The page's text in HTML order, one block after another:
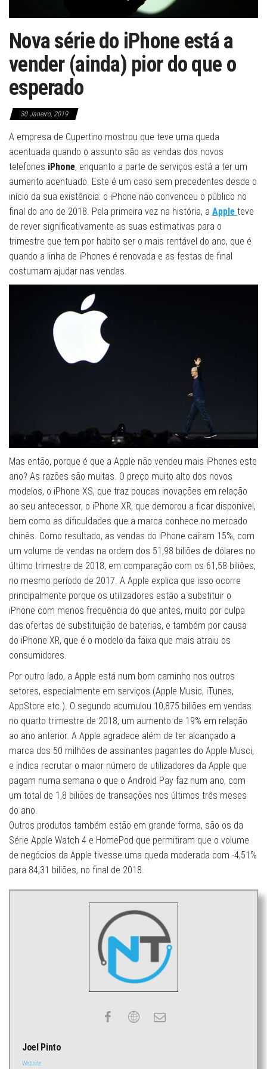
Nova série do iPhone está a
vender (ainda) pior do que o
esperado
30 Janeiro, 2019
A empresa de Cupertino mostrou que teve uma queda
acentuada quando o assunto são as vendas dos novos
telefones iPhone, enquanto a parte de serviços está a ter um
aumento acentuado. Este é um caso sem precedentes desde o
início da sua existência: o iPhone não convenceu o público no
final do ano de 2018. Pela primeira vez na história, a Apple teve
de rever significativamente as suas estimativas para o
trimestre que tem por habito ser o mais rentável do ano, que é
quando a linha de iPhones é renovada e as festas de final
costumam ajudar nas vendas.
Mas então, porque é que a Apple não vendeu mais iPhones este
ano? As razões são muitas. O preço muito alto dos novos
modelos, o iPhone XS, que traz poucas inovações em relação
ao seu antecessor, o iPhone XR, que demorou a ficar disponível,
bem como as dificuldades que a marca conhece no mercado
chinês. Como resultado, as vendas do iPhone caíram 15%, com
um volume de vendas na ordem dos 51,98 biliões de dólares no
último trimestre de 2018, em comparação com os 61,58 biliões,
no mesmo período de 2017. A Apple explica que isso ocorre
principalmente porque os utilizadores estão a substituir o
iPhone com menos frequência do que antes, muito por culpa
das ofertas de substituição de baterias, e também por causa
do iPhone XR, que é o modelo da faixa que mais atraiu os
consumidores.
Por outro lado, a Apple está num bom caminho nos outros
setores, especialmente em serviços (Apple Music, iTunes,
AppStore etc.). O segundo acumulou 10,875 biliões em vendas
no quarto trimestre de 2018, um aumento de 19% em relação
ao ano anterior. A Apple agradece além de ter alcançado a
marca dos 50 milhões de assinantes pagantes do Apple Musci,
e indica recrutar o maior número de utilizadores da Apple que
pagam numa semana o que o Android Pay faz num ano, com
um total de 1,8 biliões de transações nos últimos três meses
do ano.
Outros produtos também estão em grande forma, são os da
Série Apple Watch 4 e HomePod que permitiram que o volume
de negócios da Apple tivesse uma queda moderada com -4,51%
para 84,31 biliões, no final de 2018.
Joel Pinto
Website